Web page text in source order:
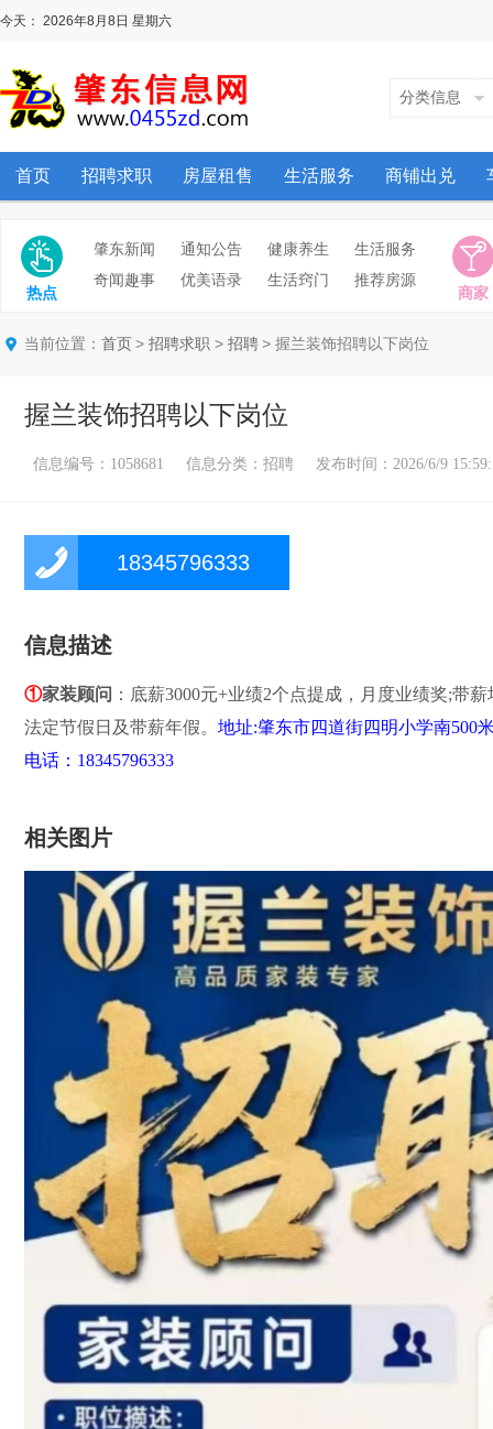
今天： 2026年8月8日 星期六
分类信息
首页 招聘求职 房屋租售 生活服务 商铺出兑
肇东新闻 通知公告 健康养生
生活服务
奇闻趣事
优美语录 生活窍门 推荐房源
热点 商家
当前位置： 首页 > 招聘求职 > 招聘 > 握兰装饰招聘以下岗位
握兰装饰招聘以下岗位
信息编号：1058681 信息分类：招聘 发布时间：2026/6/9
18345796333
信息描述
①家装顾问 ：底薪3000元+业绩2个点提成，月度业绩奖;带薪
法定节假日及带薪年假。 地址:肇东市四道街四明小学南500
电话：18345796333
相关图片